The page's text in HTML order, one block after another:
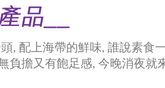
, 配上海帶的鮮味, 誰說素食
負擔又有飽足感, 今晚消夜就